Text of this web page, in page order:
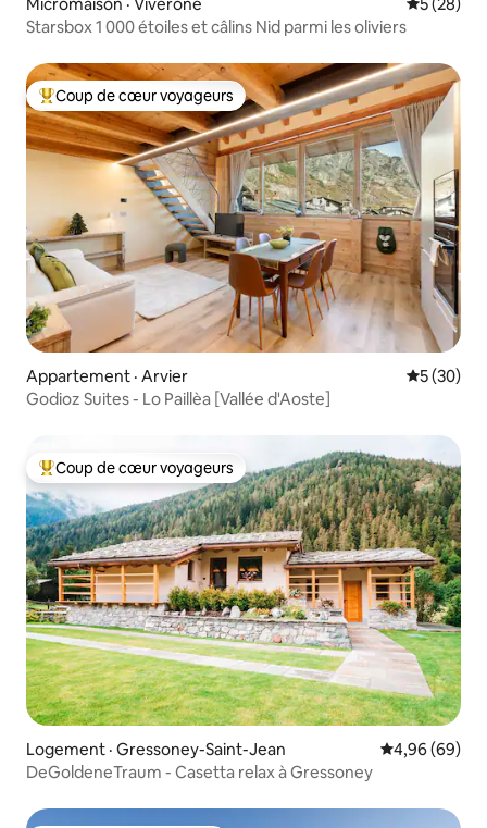
Starsbox 1 000 étoiles et câlins Nid parmi les oliviers
Coup de cœur voyageurs parmi les plus aimés
Coup de cœur voyageurs
Appartement · Arvier Note
5 (30)
Godioz Suites - Lo Paillèa [Vallée d'Aoste]
Coup de cœur voyageurs parmi les plus aimés
Coup de cœur voyageurs
Logement · Gressoney-Saint-Jean Note
4,96 (69)
DeGoldeneTraum - Casetta relax à Gressoney